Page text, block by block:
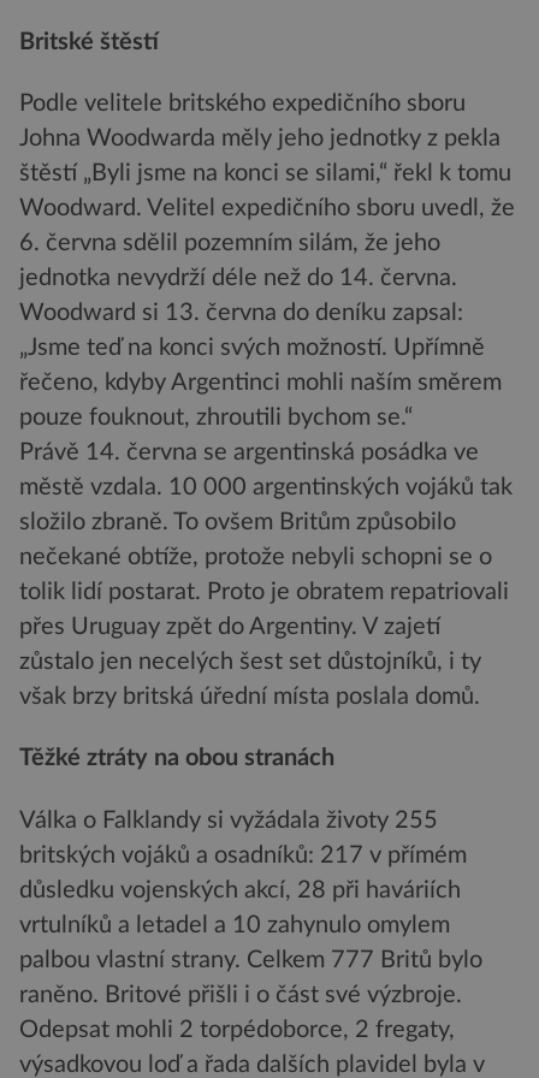
Britské štěstí
Podle velitele britského expedičního sboru
Johna Woodwarda měly jeho jednotky z pekla
štěstí „Byli jsme na konci se silami,“ řekl k tomu
Woodward. Velitel expedičního sboru uvedl, že
6. června sdělil pozemním silám, že jeho
jednotka nevydrží déle než do 14. června.
Woodward si 13. června do deníku zapsal:
„Jsme teď na konci svých možností. Upřímně
řečeno, kdyby Argentinci mohli naším směrem
pouze fouknout, zhroutili bychom se.“
Právě 14. června se argentinská posádka ve
městě vzdala. 10 000 argentinských vojáků tak
složilo zbraně. To ovšem Britům způsobilo
nečekané obtíže, protože nebyli schopni se o
tolik lidí postarat. Proto je obratem repatriovali
přes Uruguay zpět do Argentiny. V zajetí
zůstalo jen necelých šest set důstojníků, i ty
však brzy britská úřední místa poslala domů.
Těžké ztráty na obou stranách
Válka o Falklandy si vyžádala životy 255
britských vojáků a osadníků: 217 v přímém
důsledku vojenských akcí, 28 při haváriích
vrtulníků a letadel a 10 zahynulo omylem
palbou vlastní strany. Celkem 777 Britů bylo
raněno. Britové přišli i o část své výzbroje.
Odepsat mohli 2 torpédoborce, 2 fregaty,
výsadkovou loď a řada dalších plavidel byla v